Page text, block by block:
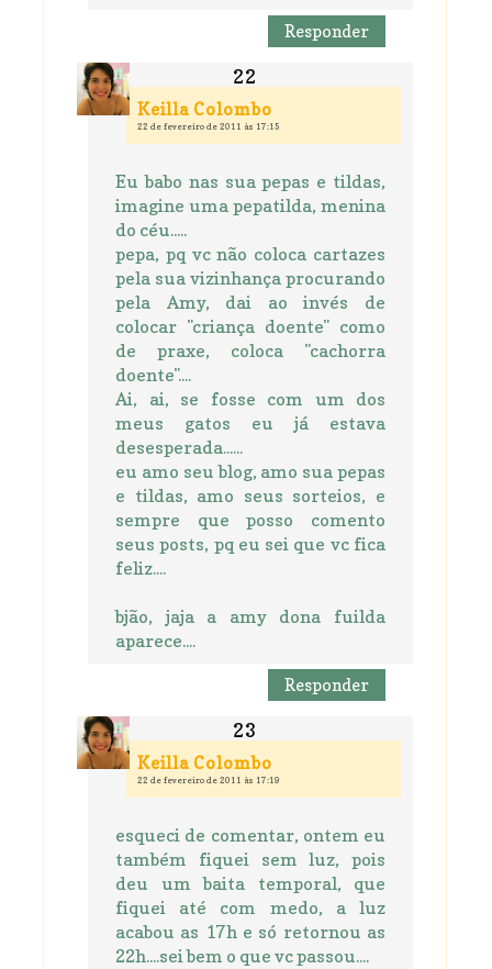
Responder
Keilla Colombo
22 de fevereiro de 2011 às 17:15
Eu babo nas sua pepas e tildas,
imagine uma pepatilda, menina
do céu.....
pepa, pq vc não coloca cartazes
pela sua vizinhança procurando
pela Amy, dai ao invés de
colocar "criança doente" como
de praxe, coloca "cachorra
doente"....
Ai, ai, se fosse com um dos
meus gatos eu já estava
desesperada......
eu amo seu blog, amo sua pepas
e tildas, amo seus sorteios, e
sempre que posso comento
seus posts, pq eu sei que vc fica
feliz....
bjão, jaja a amy dona fuilda
aparece....
Responder
Keilla Colombo
22 de fevereiro de 2011 às 17:19
esqueci de comentar, ontem eu
também fiquei sem luz, pois
deu um baita temporal, que
fiquei até com medo, a luz
acabou as 17h e só retornou as
22h....sei bem o que vc passou....